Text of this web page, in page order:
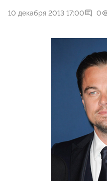
10 декабря 2013 17:00 0